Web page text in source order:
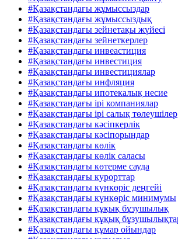
#Қазақстандағы жұмыссыздар
#Қазақстандағы жұмыссыздық
#Қазақстандағы зейнетақы жүйесі
#Қазақстандағы зейнеткерлер
#Қазақстандағы инвеастиция
#Қазақстандағы инвестиция
#Қазақстандағы инвестициялар
#Қазақстандағы инфляция
#Қазақстандағы ипотекалық несие
#Қазақстандағы ірі компаниялар
#Қазақстандағы ірі салық төлеушілер
#Қазақстандағы кәсіпкерлік
#Қазақстандағы кәсіпорындар
#Қазақстандағы көлік
#Қазақстандағы көлік саласы
#Қазақстандағы көтерме сауда
#Қазақстандағы курорттар
#Қазақстандағы күнкөріс деңгейі
#Қазақстандағы күнкөріс минимумы
#Қазақстандағы құқық бұзушылық
#Қазақстандағы құқық
#Қазақстандағы құмар ойындар